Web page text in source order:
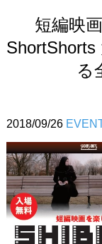
短編映
る
2018/09/26